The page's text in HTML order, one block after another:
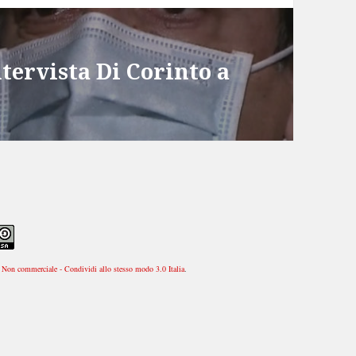
Di Corinto a
commerciale - Condividi allo stesso modo 3.0 Italia